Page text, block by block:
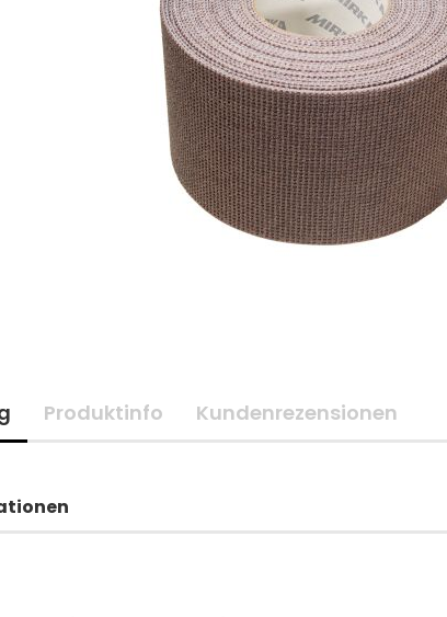
Produktinfo Kundenrezensionen